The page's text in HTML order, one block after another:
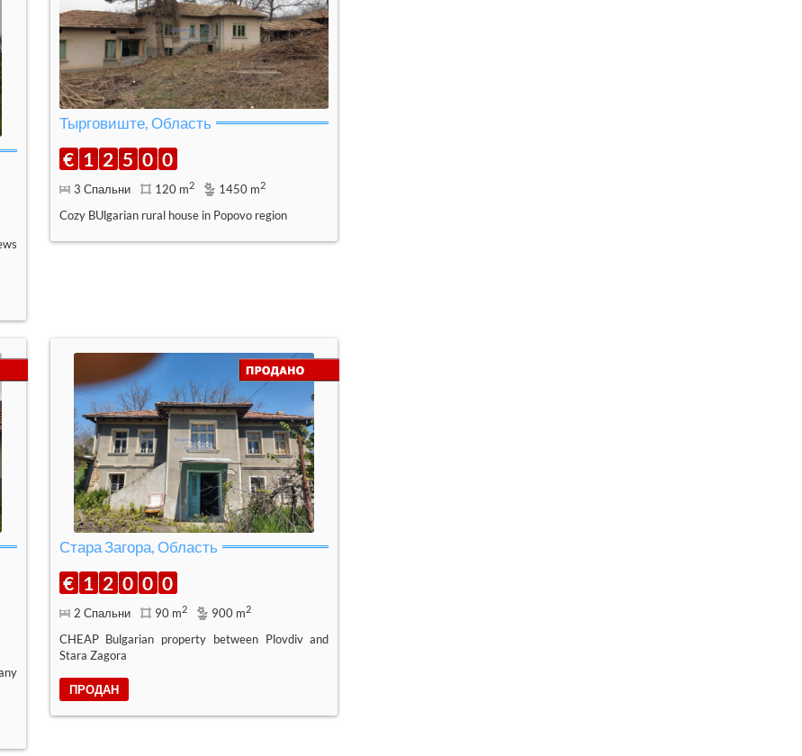
Тырговиште, Область
€ 1 2 5 0 0
3 Спальни 120 m2 1450 m2
Cozy BUlgarian rural house in Popovo region
Стара Загора, Область
€ 1 2 0 0 0
2 Спальни 90 m2 900 m2
CHEAP Bulgarian property between Plovdiv and
Stara Zagora
ПРОДАН